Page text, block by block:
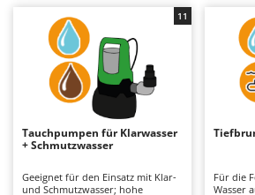
Auslegemulcher für Traktoren
Äxte - Beile und Spalthammer
Balkenmäher
Bandsägen
Batterieladegeräte -
Ardes
Argo
Ariete
Attila
Ausonia
Anschluss für den Betrieb) sowie
mit wiederaufladbarem Akku für
erhöhte Bewegungsfreiheit und
durch Akkutausch verlängerbare
Betriebsdauer. Ausführungen in
Edelstahl für erhöhte
Korrosionsbeständigkeit. Zur
Effizienzerhaltung: regelmäßige
Kontrolle von Laufrad und
inneren Durchgängen; bei
Akkumodellen sachgerechte Pflege
des Ladezustands während
mit
in
für den
erhöhte
Tauchpumpen für Klarwasser
+ Schmutzwasser
Geeignet für den Einsatz mit Klar-
und Schmutzwasser; hohe
11
Für die
Wasser